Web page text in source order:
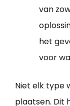
van
het
voor
Niet elk type
plaatsen. Dit